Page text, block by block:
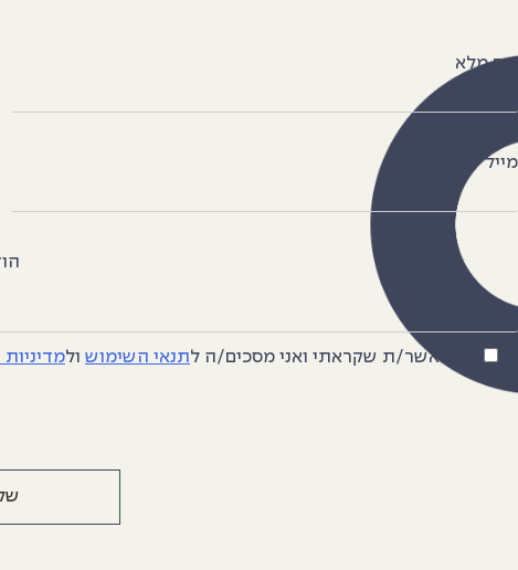
שם מלא
מייל
אני מאשר/ת שקראתי ואני מסכים/ה לתנאי השימוש ול